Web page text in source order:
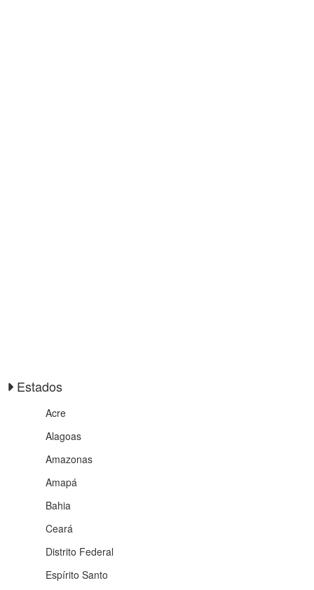
Estados
Acre
Alagoas
Amazonas
Amapá
Bahia
Ceará
Distrito Federal
Espírito Santo